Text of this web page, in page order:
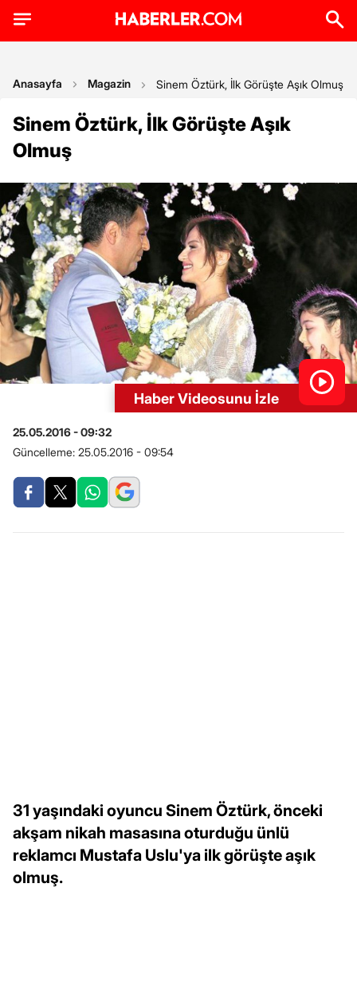
Anasayfa Magazin Sinem Öztürk, İlk Görüşte Aşık Olmuş
Sinem Öztürk, İlk Görüşte Aşık
Olmuş
Haber Videosunu İzle
25.05.2016 - 09:32
Güncelleme: 25.05.2016 - 09:54
31 yaşındaki oyuncu Sinem Öztürk, önceki
akşam nikah masasına oturduğu ünlü
reklamcı Mustafa Uslu'ya ilk görüşte aşık
olmuş.